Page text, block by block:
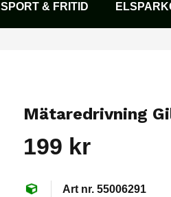
SPORT & FRITID
Mätaredrivning
199 kr
55006291